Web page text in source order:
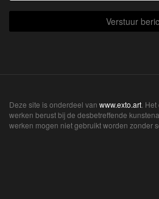
Deze site is onderdeel van www.exto.art .
werken berust bij de desbetreffende
werken mogen niet gebruikt worden zonder